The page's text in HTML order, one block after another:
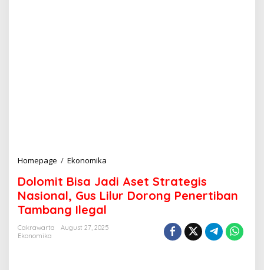
Homepage / Ekonomika
l
o
m
t
Dolomit Bisa Jadi Aset Strategis
Nasional, Gus Lilur Dorong Penertiban
Tambang Ilegal
Cakrawarta
August 27, 2025
Ekonomika